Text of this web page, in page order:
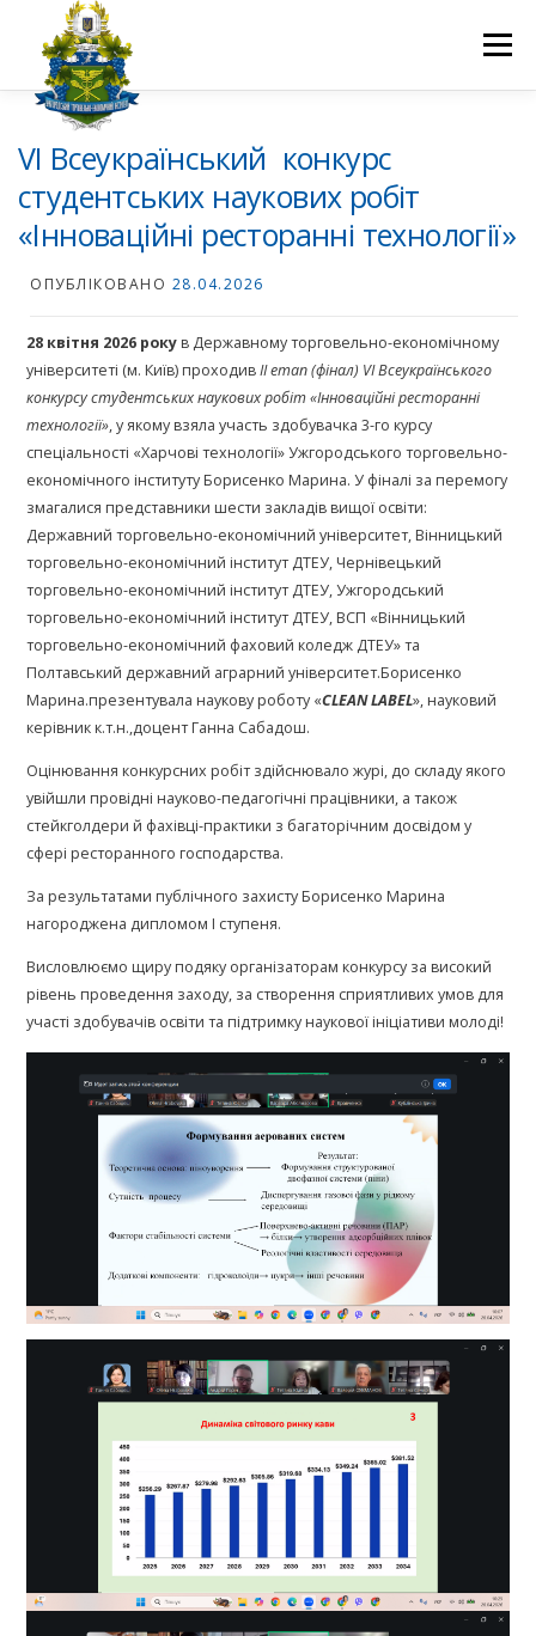
Меню
ПРО НАС
НОВИНИ ВСТУП 2026 ВОЛОНТЕРСТВО КОНТАКТИ
VI Всеукраїнський конкурс
студентських наукових робіт
«Інноваційні ресторанні технології»
ОПУБЛІКОВАНО 28.04.2026
28 квітня 2026 року в Державному торговельно-економічному
університеті (м. Київ) проходивІІ етап (фінал) VI Всеукраїнського
конкурсу студентських наукових робіт «Інноваційні ресторанні
технології», у якому взяла участь здобувачка 3-го курсу
спеціальності «Харчові технології» Ужгородського торговельно-
економічного інституту Борисенко Марина. У фіналі за перемогу
змагалися представники шести закладів вищої освіти:
Державний торговельно-економічний університет, Вінницький
торговельно-економічний інститут ДТЕУ, Чернівецький
торговельно-економічний інститут ДТЕУ, Ужгородський
торговельно-економічний інститут ДТЕУ, ВСП «Вінницький
торговельно-економічний фаховий коледж ДТЕУ» та
Полтавський державний аграрний університет.Борисенко
Марина.презентувала наукову роботу «CLEAN LABEL», науковий
керівник к.т.н.,доцент Ганна Сабадош.
Оцінювання конкурсних робіт здійснювало журі, до складу якого
увійшли провідні науково-педагогічні працівники, а також
стейкголдери й фахівці-практики з багаторічним досвідом у
сфері ресторанного господарства.
За результатами публічного захисту Борисенко Марина
нагороджена дипломом І ступеня.
Висловлюємо щиру подяку організаторам конкурсу за високий
рівень проведення заходу, за створення сприятливих умов для
участі здобувачів освіти та підтримку наукової ініціативи молоді!